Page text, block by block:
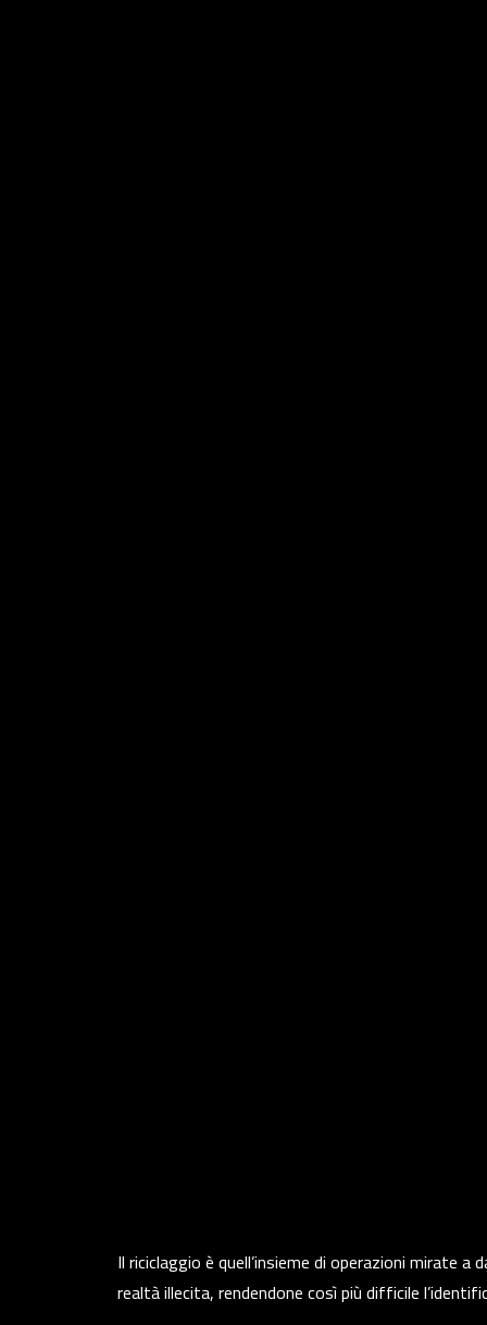
Il riciclaggio è quell’insieme di operazioni mirate a
realtà illecita, rendendone così più difficile